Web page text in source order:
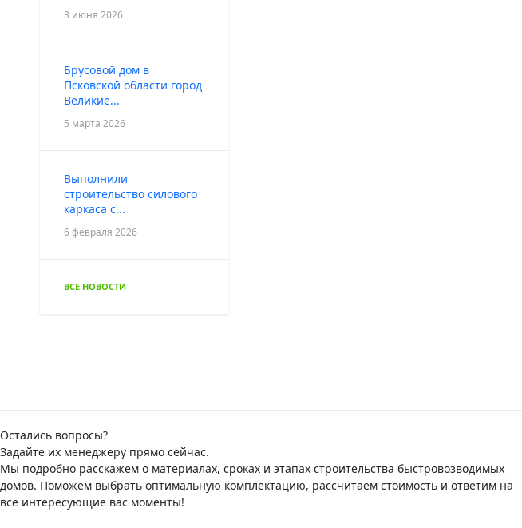
3 июня 2026
Брусовой дом в
Псковской области город
Великие...
5 марта 2026
Выполнили
строительство силового
каркаса с...
6 февраля 2026
ВСЕ НОВОСТИ
Остались вопросы?
Задайте их менеджеру прямо сейчас.
Мы подробно расскажем о материалах, сроках и этапах строительства быстровозводимых
домов. Поможем выбрать оптимальную комплектацию, рассчитаем стоимость и ответим на
все интересующие вас моменты!